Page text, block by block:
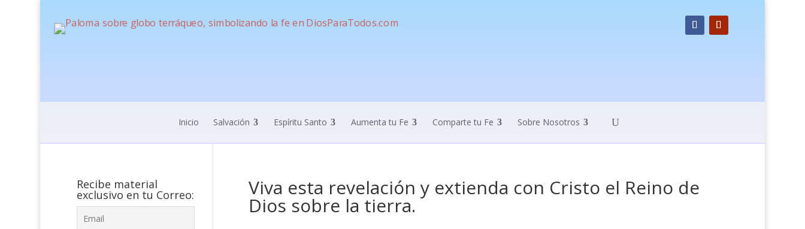
Inicio Salvación Espíritu Santo Aumenta tu Fe Comparte tu Fe Sobre Nosotros
Viva esta revelación y extienda con Cristo el Reino de
Dios sobre la tierra.
Recibe material
exclusivo en tu Correo: